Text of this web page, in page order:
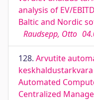
analysis of EV/
Baltic and Nordic
Raudsepp, Otto
128. Arvutite
Automated
Centralized